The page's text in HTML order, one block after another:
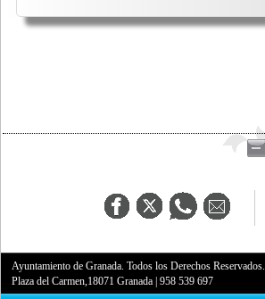
Ayuntamiento de Granada. Todos los Derechos Reservados.
Plaza del Carmen,18071 Granada |958 539 697